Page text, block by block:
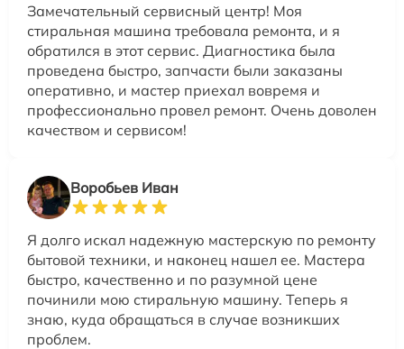
Замечательный сервисный центр! Моя
стиральная машина требовала ремонта, и я
обратился в этот сервис. Диагностика была
проведена быстро, запчасти были заказаны
оперативно, и мастер приехал вовремя и
профессионально провел ремонт. Очень доволен
качеством и сервисом!
Воробьев Иван
Я долго искал надежную мастерскую по ремонту
бытовой техники, и наконец нашел ее. Мастера
быстро, качественно и по разумной цене
починили мою стиральную машину. Теперь я
знаю, куда обращаться в случае возникших
проблем.